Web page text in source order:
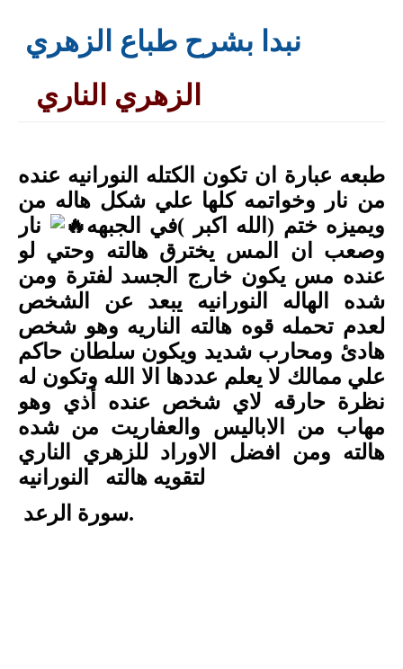
نبدا بشرح طباع الزهري
الزهري الناري
طبعه عبارة ان تكون الكتله النورانيه عنده
من نار وخواتمه كلها علي شكل هاله من
نار
ويميزه ختم (الله اكبر )في الجبهه
وصعب ان المس يخترق هالته وحتي لو
عنده مس يكون خارج الجسد لفترة ومن
شده الهاله النورانيه يبعد عن الشخص
لعدم تحمله قوه هالته الناريه وهو شخص
هادئ ومحارب شديد ويكون سلطان حاكم
علي ممالك لا يعلم عددها الا الله وتكون له
نظرة حارقه لاي شخص عنده أذي وهو
مهاب من الاباليس والعفاريت من شده
هالته ومن افضل الاوراد للزهري الناري
لتقويه هالته النورانيه
سورة الرعد.